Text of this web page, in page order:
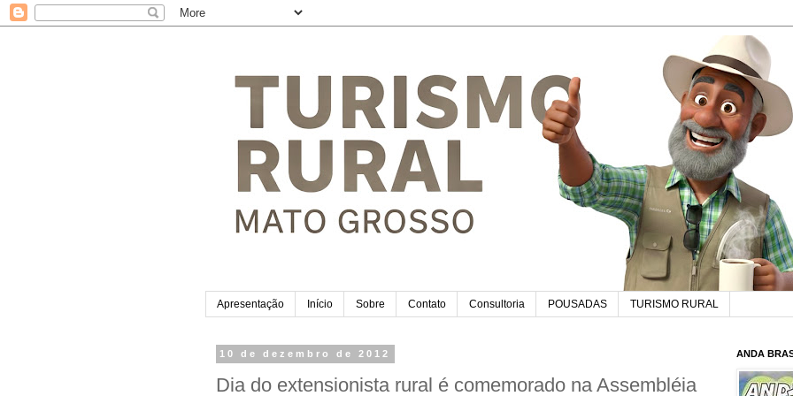
Apresentação Início Sobre Contato Consultoria POUSADAS TURISMO RURAL
10 de dezembro de 2012
Dia do extensionista rural é comemorado na Assembléia
ANDA